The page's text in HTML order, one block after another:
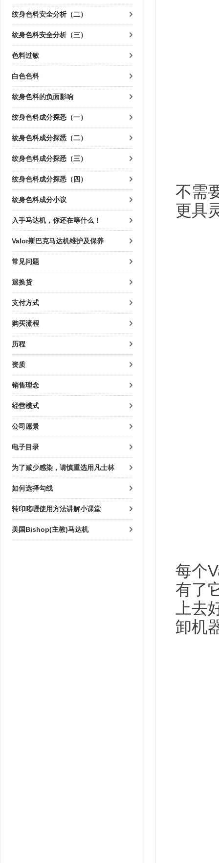
纹身色料安全分析（二）
纹身色料安全分析（三）
色料过敏
白色色料
纹身色料的负面影响
纹身色料成分探悉（一）
纹身色料成分探悉（二）
纹身色料成分探悉（三）
纹身色料成分探悉（四）
纹身色料成分小议
入手马达机，你还在等什么！
Valor斯巴克马达机维护及保养
常见问题
退换货
支付方式
购买流程
历程
资质
销售理念
经营模式
公司愿景
电子目录
为了减少感染，请慎重选用凡士林
如何选择勾线
转印啫喱使用方法讲解小课堂
美国Bishop(主教)马达机
不需
更具
每个
有了
上
卸机